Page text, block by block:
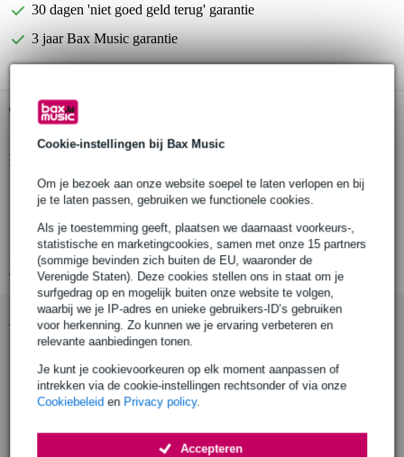
Cookie-instellingen bij Bax Music
Om je bezoek aan onze website soepel te laten verlopen en bij
je te laten passen, gebruiken we functionele cookies.
Als je toestemming geeft, plaatsen we daarnaast voorkeurs-,
statistische en marketingcookies, samen met onze 15 partners
(sommige bevinden zich buiten de EU, waaronder de
Verenigde Staten). Deze cookies stellen ons in staat om je
surfgedrag op en mogelijk buiten onze website te volgen,
waarbij we je IP-adres en unieke gebruikers-ID’s gebruiken
voor herkenning. Zo kunnen we je ervaring verbeteren en
relevante aanbiedingen tonen.
Je kunt je cookievoorkeuren op elk moment aanpassen of
intrekken via de cookie-instellingen rechtsonder of via onze
Cookiebeleid en Privacy policy.
Accepteren
30 dagen 'niet goed geld terug' garantie
3 jaar Bax Music garantie
Gratis ophalen in de winkel
Productinformatie
aantal stuks: 1
geschikt voor buisdiameter: 48 mm
Bekijk alle productspecificaties
Accessoires (9)